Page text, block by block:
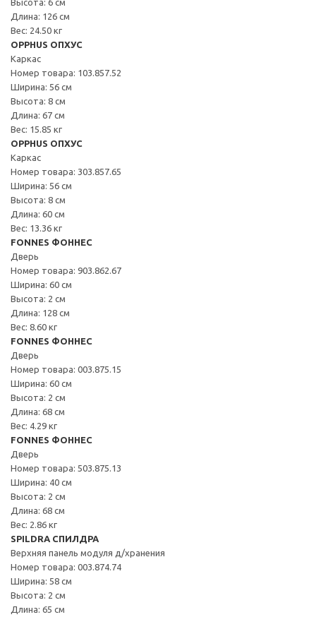
Длина: 126 см
Вес: 24.50 кг
OPPHUS ОПХУС
Каркас
Номер товара: 103.857.52
Ширина: 56 см
Высота: 8 см
Длина: 67 см
Вес: 15.85 кг
OPPHUS ОПХУС
Каркас
Номер товара: 303.857.65
Ширина: 56 см
Высота: 8 см
Длина: 60 см
Вес: 13.36 кг
FONNES ФОННЕС
Дверь
Номер товара: 903.862.67
Ширина: 60 см
Высота: 2 см
Длина: 128 см
Вес: 8.60 кг
FONNES ФОННЕС
Дверь
Номер товара: 003.875.15
Ширина: 60 см
Высота: 2 см
Длина: 68 см
Вес: 4.29 кг
FONNES ФОННЕС
Дверь
Номер товара: 503.875.13
Ширина: 40 см
Высота: 2 см
Длина: 68 см
Вес: 2.86 кг
SPILDRA СПИЛДРА
Верхняя панель модуля д/хранения
Номер товара: 003.874.74
Ширина: 58 см
Высота: 2 см
Длина: 65 см